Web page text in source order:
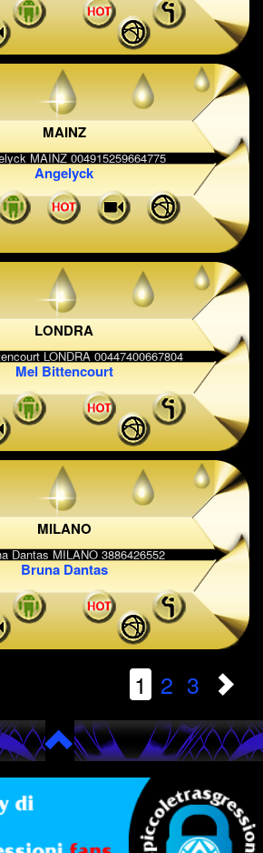
MAINZ
Angelyck
LONDRA
Mel Bittencourt
MILANO
Bruna Dantas
1 2 3